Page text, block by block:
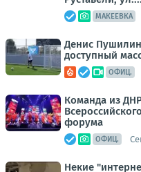
МАКЕЕВКА
Денис
доступный
ОФИЦ.
Команда из
форума
ОФИЦ.
Некие